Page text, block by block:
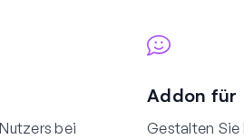
bei
Addon für
Gestalten Sie